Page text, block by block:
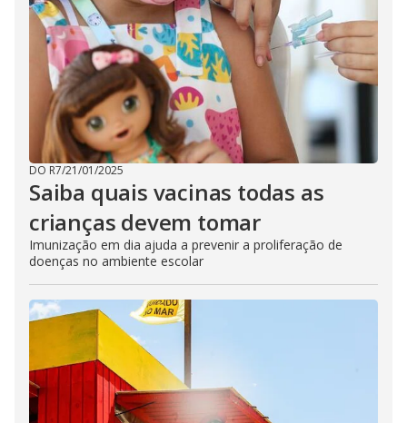
DO R7/21/01/2025
Saiba quais vacinas todas as
crianças devem tomar
Imunização em dia ajuda a prevenir a proliferação de
doenças no ambiente escolar